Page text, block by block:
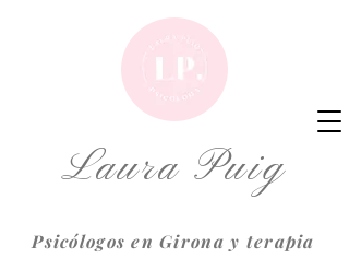
Laura Puig
Psicólogos en Girona y terapia